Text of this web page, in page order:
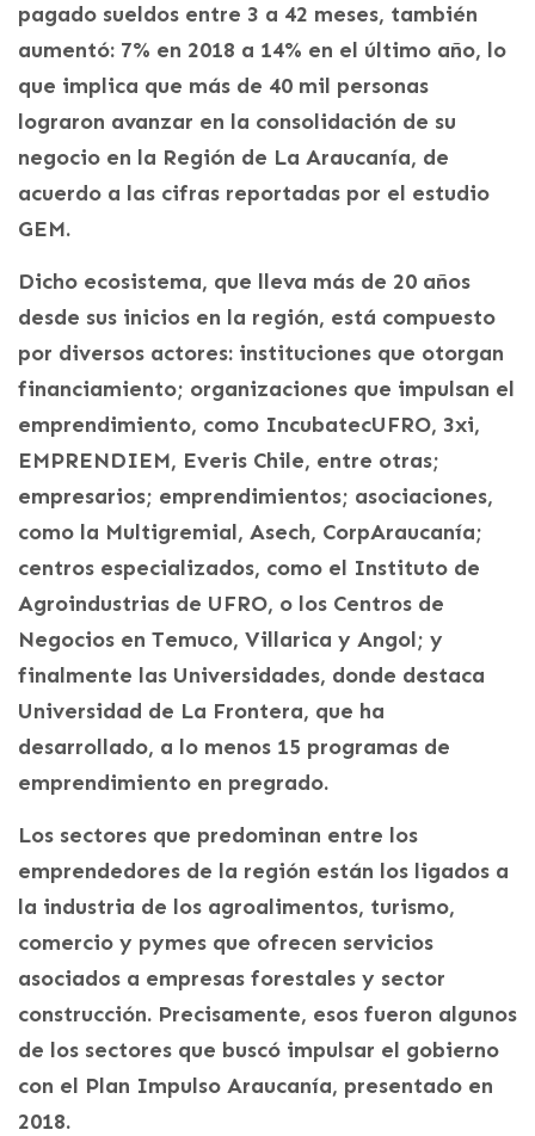
pagado sueldos entre 3 a 42 meses, también
aumentó: 7% en 2018 a 14% en el último año, lo
que implica que más de 40 mil personas
lograron avanzar en la consolidación de su
negocio en la Región de La Araucanía, de
acuerdo a las cifras reportadas por el estudio
GEM.
Dicho ecosistema, que lleva más de 20 años
desde sus inicios en la región, está compuesto
por diversos actores: instituciones que otorgan
financiamiento; organizaciones que impulsan el
emprendimiento, como IncubatecUFRO, 3xi,
EMPRENDIEM, Everis Chile, entre otras;
empresarios; emprendimientos; asociaciones,
como la Multigremial, Asech, CorpAraucanía;
centros especializados, como el Instituto de
Agroindustrias de UFRO, o los Centros de
Negocios en Temuco, Villarica y Angol; y
finalmente las Universidades, donde destaca
Universidad de La Frontera, que ha
desarrollado, a lo menos 15 programas de
emprendimiento en pregrado.
Los sectores que predominan entre los
emprendedores de la región están los ligados a
la industria de los agroalimentos, turismo,
comercio y pymes que ofrecen servicios
asociados a empresas forestales y sector
construcción. Precisamente, esos fueron algunos
de los sectores que buscó impulsar el gobierno
con el Plan Impulso Araucanía, presentado en
2018.